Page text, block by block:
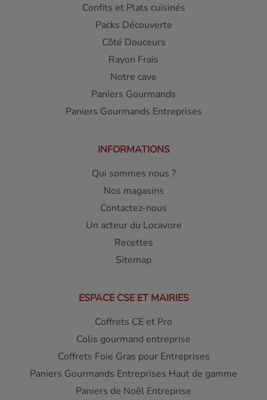
Confits et Plats cuisinés
Packs Découverte
Côté Douceurs
Rayon Frais
Notre cave
Paniers Gourmands
Paniers Gourmands Entreprises
INFORMATIONS
Qui sommes nous ?
Nos magasins
Contactez-nous
Un acteur du Locavore
Recettes
Sitemap
ESPACE CSE ET MAIRIES
Coffrets CE et Pro
Colis gourmand entreprise
Coffrets Foie Gras pour Entreprises
Paniers Gourmands Entreprises Haut de gamme
Paniers de Noël Entreprise